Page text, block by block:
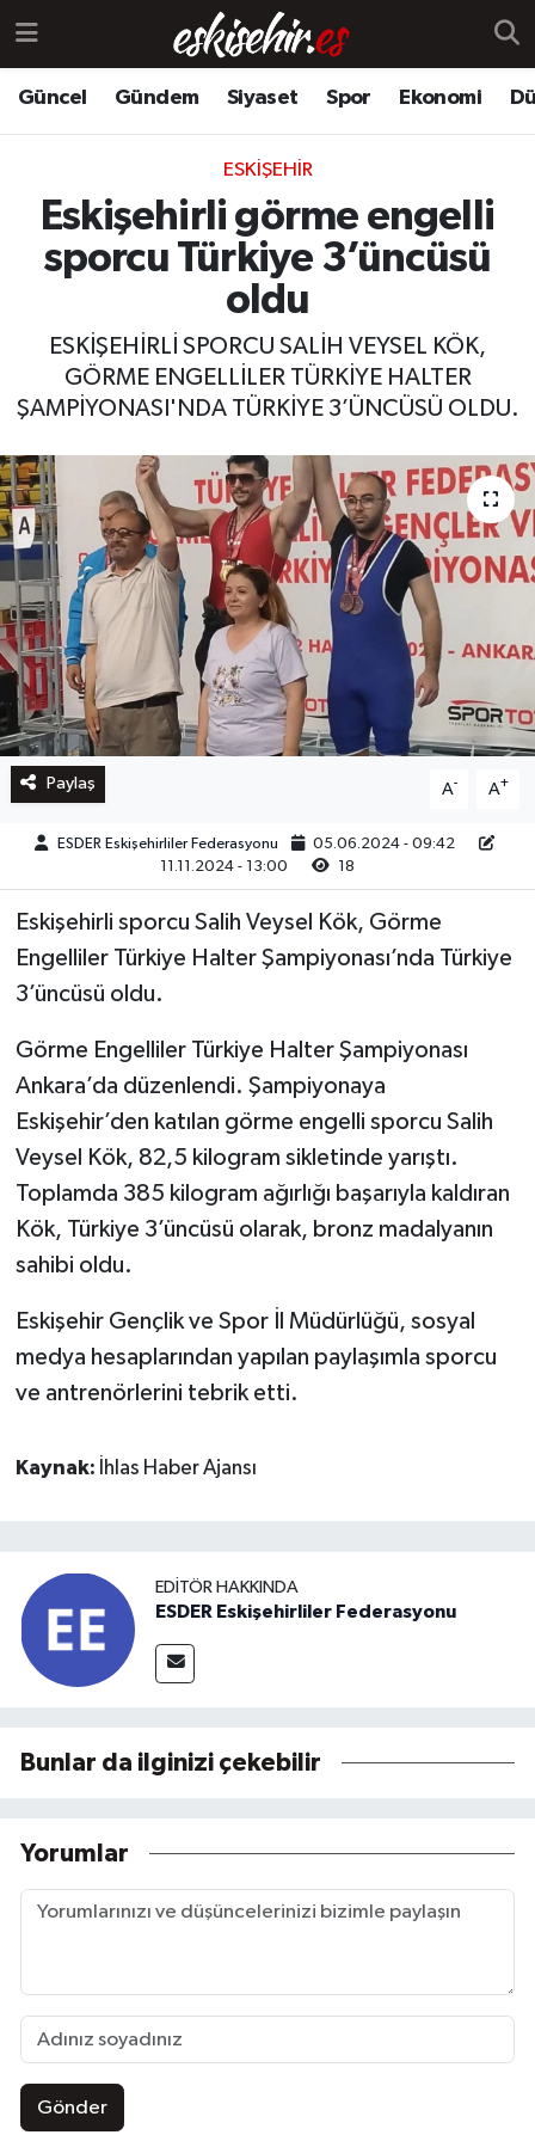
Güncel Gündem Siyaset Spor Ekonomi
ESKIŞEHIR
Eskişehirli görme engelli
sporcu Türkiye 3’üncüsü
oldu
ESKİŞEHİRLİ SPORCU SALİH VEYSEL KÖK,
GÖRME ENGELLİLER TÜRKİYE HALTER
ŞAMPİYONASI'NDA TÜRKİYE 3’ÜNCÜSÜ OLDU.
Paylaş A- A+
ESDER Eskişehirliler Federasyonu
05.06.2024 - 09:42
11.11.2024 - 13:00
18
Eskişehirli sporcu Salih Veysel Kök, Görme
Engelliler Türkiye Halter Şampiyonası’nda Türkiye
3’üncüsü oldu.
Görme Engelliler Türkiye Halter Şampiyonası
Ankara’da düzenlendi. Şampiyonaya
Eskişehir’den katılan görme engelli sporcu Salih
Veysel Kök, 82,5 kilogram sikletinde yarıştı.
Toplamda 385 kilogram ağırlığı başarıyla kaldıran
Kök, Türkiye 3’üncüsü olarak, bronz madalyanın
sahibi oldu.
Eskişehir Gençlik ve Spor İl Müdürlüğü, sosyal
medya hesaplarından yapılan paylaşımla sporcu
ve antrenörlerini tebrik etti.
Kaynak: İhlas Haber Ajansı
EDITÖR HAKKINDA
ESDER Eskişehirliler Federasyonu
Bunlar da ilginizi çekebilir
Yorumlar
Gönder